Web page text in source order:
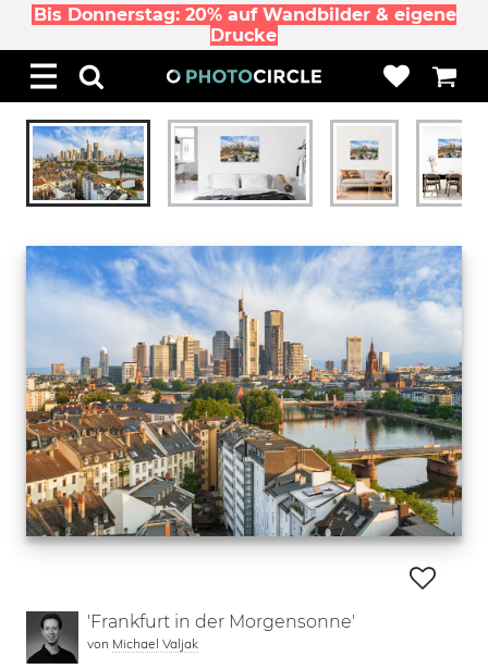
Bis Donnerstag: 20% auf Wandbilder & eigene
Drucke
'Frankfurt in der Morgensonne'
von Michael Valjak